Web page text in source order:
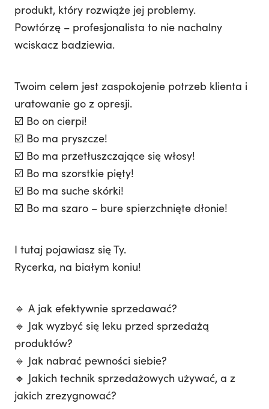
produkt, który rozwiąże jej problemy.
Powtórzę – profesjonalista to nie nachalny
wciskacz badziewia.
Twoim celem jest zaspokojenie potrzeb klienta i
uratowanie go z opresji.
☑️ Bo on cierpi!
☑️ Bo ma pryszcze!
☑️ Bo ma przetłuszczające się włosy!
☑️ Bo ma szorstkie pięty!
☑️ Bo ma suche skórki!
☑️ Bo ma szaro – bure spierzchnięte dłonie!
I tutaj pojawiasz się Ty.
Rycerka, na białym koniu!
🔹 A jak efektywnie sprzedawać?
🔹 Jak wyzbyć się leku przed sprzedażą
produktów?
🔹 Jak nabrać pewności siebie?
🔹 Jakich technik sprzedażowych używać, a z
jakich zrezygnować?